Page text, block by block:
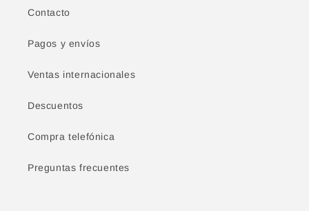
Contacto
Pagos y envíos
Ventas internacionales
Descuentos
Compra telefónica
Preguntas frecuentes